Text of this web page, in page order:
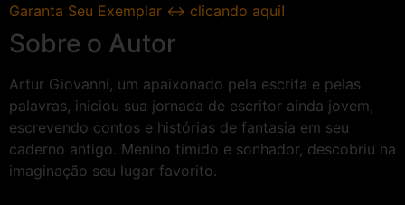
Garanta Seu Exemplar ↔ clicando aqui!
Sobre o Autor
Artur Giovanni, um apaixonado pela escrita e pelas
palavras, iniciou sua jornada de escritor ainda jovem,
escrevendo contos e histórias de fantasia em seu
caderno antigo. Menino tímido e sonhador, descobriu na
imaginação seu lugar favorito.